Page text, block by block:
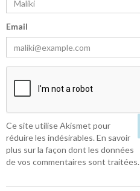
Email
Ce site utilise Akismet pour
réduire les indésirables.En savoir
plus sur la façon dont les données
de vos commentaires sont traitées.